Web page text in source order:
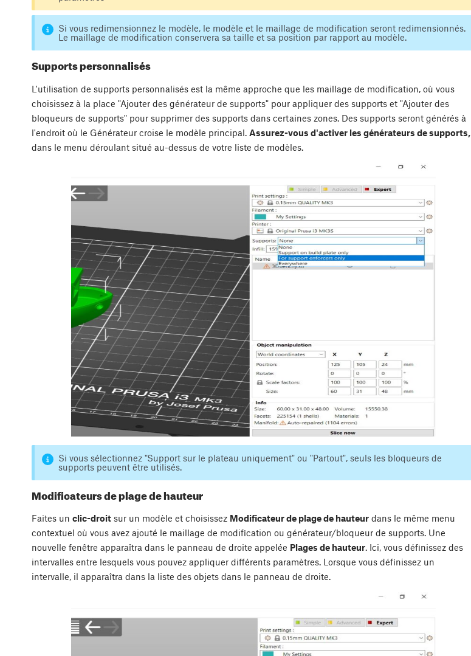
Si vous redimensionnez le modèle, le modèle et le maillage de modification seront redimensionnés.
Le maillage de modification conservera sa taille et sa position par rapport au modèle.
Supports personnalisés
L'utilisation de supports personnalisés est la même approche que les maillage de modification, où vous
choisissez à la place "Ajouter des générateur de supports" pour appliquer des supports et "Ajouter des
bloqueurs de supports" pour supprimer des supports dans certaines zones. Des supports seront générés à
l'endroit où le Générateur croise le modèle principal. Assurez-vous d'activer les générateurs de supports,
dans le menu déroulant situé au-dessus de votre liste de modèles.
Si vous sélectionnez "Support sur le plateau uniquement" ou "Partout", seuls les bloqueurs de
supports peuvent être utilisés.
Modificateurs de plage de hauteur
Faites un clic-droit sur un modèle et choisissez Modificateur de plage de hauteur dans le même menu
contextuel où vous avez ajouté le maillage de modification ou générateur/bloqueur de supports. Une
nouvelle fenêtre apparaîtra dans le panneau de droite appelée Plages de hauteur. Ici, vous définissez des
intervalles entre lesquels vous pouvez appliquer différents paramètres. Lorsque vous définissez un
intervalle, il apparaîtra dans la liste des objets dans le panneau de droite.